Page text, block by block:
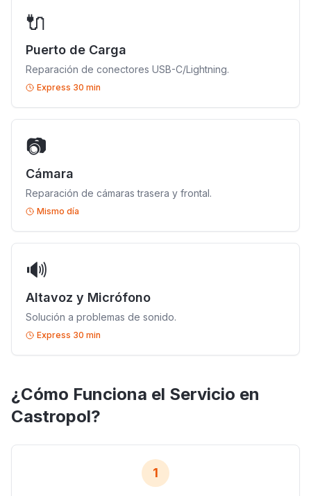
🔌
Puerto de Carga
Reparación de conectores USB-C/Lightning.
Express 30 min
📷
Cámara
Reparación de cámaras trasera y frontal.
Mismo día
🔊
Altavoz y Micrófono
Solución a problemas de sonido.
Express 30 min
¿Cómo Funciona el Servicio en
Castropol?
1